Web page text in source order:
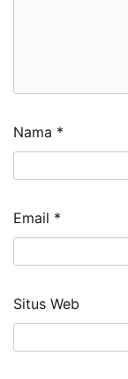
Nama *
Email *
Situs Web